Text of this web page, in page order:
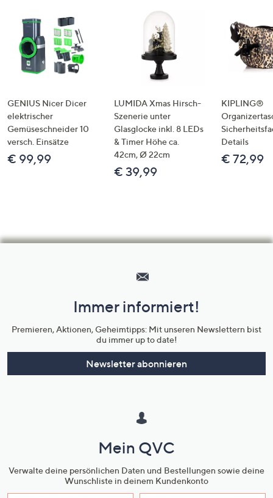
GENIUS Nicer Dicer
elektrischer
Gemüseschneider 10
versch. Einsätze
€ 99,99
LUMIDA Xmas Hirsch-
Szenerie unter
Glasglocke inkl. 8 LEDs
& Timer Höhe ca.
42cm, Ø 22cm
€ 39,99
KIPLING®
Details
€ 72,99
Unternehmensinformationen
Immer informiert!
Premieren, Aktionen, Geheimtipps: Mit unseren Newslettern bist
du immer up to date!
Newsletter abonnieren
Mein QVC
Verwalte deine persönlichen Daten und Bestellungen sowie deine
Wunschliste in deinem Kundenkonto